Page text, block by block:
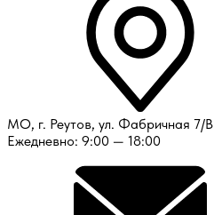
МО, г. Реутов, ул. Фабричная 7/В
Ежедневно: 9:00 — 18:00